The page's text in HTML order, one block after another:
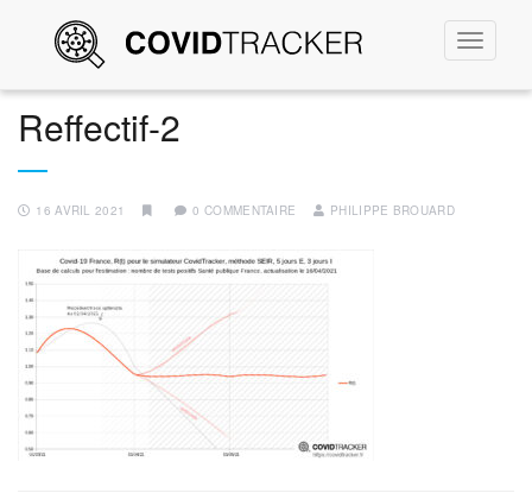
la
Reffectif-2
16 AVRIL 2021 0 COMMENTAIRE PHILIPPE BROUARD